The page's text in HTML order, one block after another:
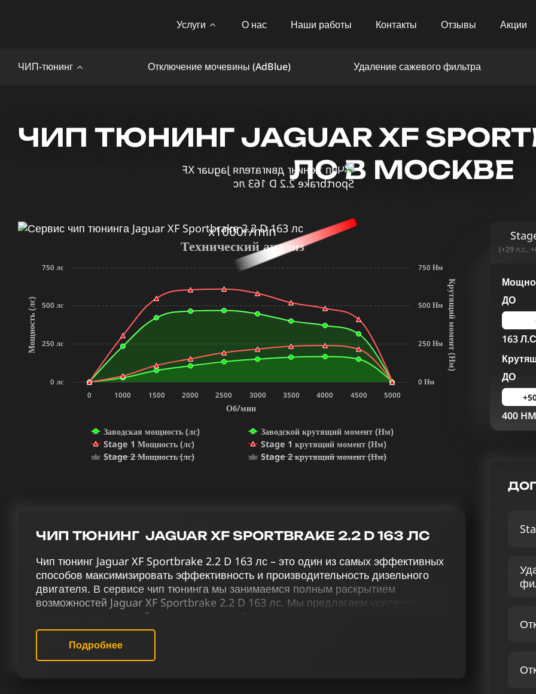
Услуги О нас Наши работы Контакты Отзывы Акции
ЧИП-тюнинг Отключение мочевины (AdBlue) Удаление сажевого фильтра
ЧИП ТЮНИНГ JAGUAR XF
ЛС В МОСКВЕ
x1000r/min
Об/мин
Мощность (лс) К
р
у
т
я
щ
и
й
м
о
м
е
н
т
(
Н
м
)
Технический анализ
Заводская мощность (лс)
Заводской крутящий момент (Нм)
Stage 1 Мощность (лс)
Stage 1 крутящий момент (Нм)
Stage 2 Мощность (лс)
Stage 2 крутящий момент (Нм)
0 1000 1500 2000 2500 3000 3500 4000 4500 5000
0 лс
250 лс
500 лс
750 лс
0 Нм
250 Нм
500 Нм
750 Нм
ЧИП ТЮНИНГ JAGUAR XF SPORTBRAKE 2.2 D 163 ЛС
Чип тюнинг Jaguar XF Sportbrake 2.2 D 163 лс – это один из самых эффективных
способов максимизировать эффективность и производительность дизельного
двигателя. В сервисе чип тюнинга мы занимаемся полным раскрытием
возможностей Jaguar XF Sportbrake 2.2 D 163 лс. Мы предлагаем усиление
дизельных двигателей через чип тюнинг (stage 1 и stage 2), отключая AdBlue и
EGR, удаляя сажевый фильтр и вихревые заслонки (VSA), меняя
терморегуляцию, отключая присадку Eolys и снимая ограничение скорости для
максимальной мощности.
Подробнее
(+29 л.с.,
ДО
163
ДО
400 HM